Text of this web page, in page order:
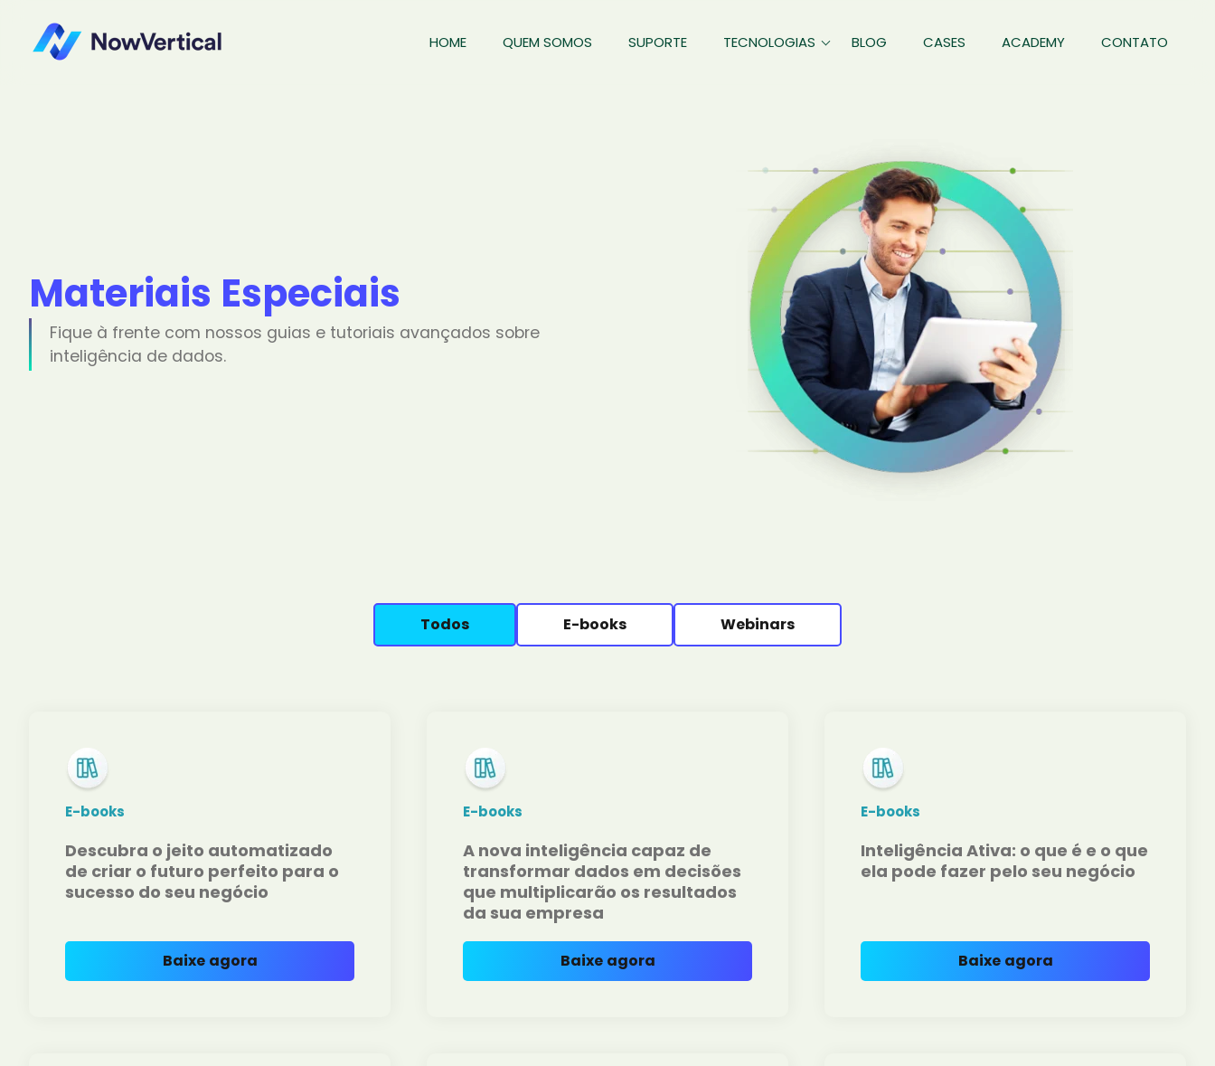
HOME QUEM SOMOS SUPORTE TECNOLOGIAS BLOG CASES ACADEMY CONTATO
Materiais Especiais
Fique à frente com nossos guias e tutoriais avançados sobre
inteligência de dados.
Todos E-books Webinars
E-books
Descubra o jeito automatizado
de criar o futuro perfeito para o
sucesso do seu negócio
Baixe agora
E-books
A nova inteligência capaz de
transformar dados em decisões
que multiplicarão os resultados
da sua empresa
Baixe agora
E-books
Inteligência Ativa: o que é e o que
ela pode fazer pelo seu negócio
Baixe agora